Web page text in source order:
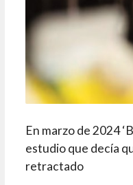
En marzo de 2024
estudio que decía
retractado